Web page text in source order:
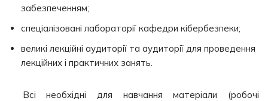
забезпеченням;
спеціалізовані лабораторії кафедри кібербезпеки;
великі лекційні аудиторії та аудиторії для проведення
лекційних і практичних занять.
Всі необхідні для навчання матеріали (робочі